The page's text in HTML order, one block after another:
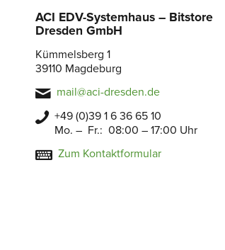
ACI EDV-Systemhaus – Bitstore
Dresden GmbH
Kümmelsberg 1
39110 Magdeburg
mail@aci-dresden.de
+49 (0)39 1 6 36 65 10
Mo. – Fr.: 08:00 – 17:00 Uhr
Zum Kontaktformular